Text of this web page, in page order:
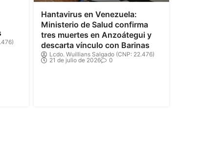
Hantavirus en Venezuela:
Ministerio de Salud confirma
tres muertes en Anzoátegui y
descarta vínculo con Barinas
Lcdo. Wuillians Salgado (CNP: 22.476)
21 de julio de 2026
0